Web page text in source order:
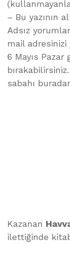
– Bu yazının
Adsız
mail adresinizi
6 Mayıs Pazar
sabahı
Kazanan
ilettiğinde